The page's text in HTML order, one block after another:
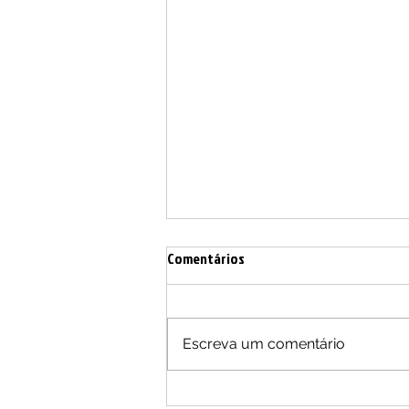
O Divino Botequim faz aniversário
Comentários
Escreva um comentário